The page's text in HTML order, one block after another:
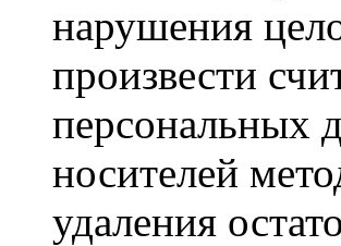
нарушения
произвести
персональных
носителей
удаления